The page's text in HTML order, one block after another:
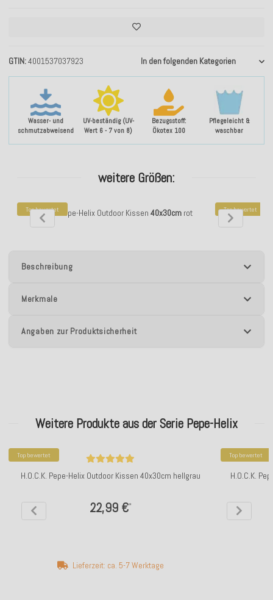
Wasser- und
schmutzabweisend
UV-beständig (UV-
Wert 6 - 7 von 8)
Bezugsstoff:
Ökotex 100
Pflegeleicht &
waschbar
GTIN 4001537037923 In den folgenden Kategorien
weitere Größen:
Top bewertet
H.O.C.K. Pepe-Helix Outdoor Kissen 40x30cm rot Top bewertet
H.O.C.K.
Beschreibung
Merkmale
Angaben zur Produktsicherheit
Weitere Produkte aus der Serie Pepe-Helix
Top bewertet
H.O.C.K. Pepe-Helix Outdoor Kissen 40x30cm hellgrau
22,99 €*
Lieferzeit: ca. 5-7 Werktage
Top bewertet
H.O.C.K.